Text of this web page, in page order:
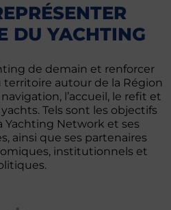
DU YACHTING
de demain et renforcer
territoire autour de la Région
l’accueil, le refit et
Tels sont les objectifs
Yachting Network et ses
ainsi que ses partenaires
institutionnels et